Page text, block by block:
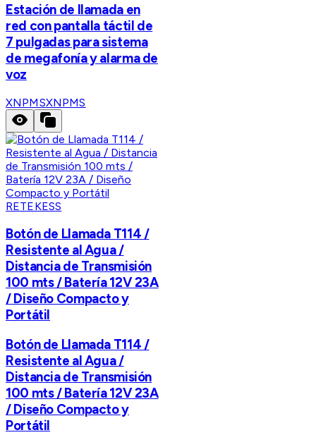
Estación de llamada en
red con pantalla táctil de
7 pulgadas para sistema
de megafonía y alarma de
voz
XNPMSXNPMS
RETEKESS
Botón de Llamada T114 /
Resistente al Agua /
Distancia de Transmisión
100 mts / Batería 12V 23A
/ Diseño Compacto y
Portátil
Botón de Llamada T114 /
Resistente al Agua /
Distancia de Transmisión
100 mts / Batería 12V 23A
/ Diseño Compacto y
Portátil